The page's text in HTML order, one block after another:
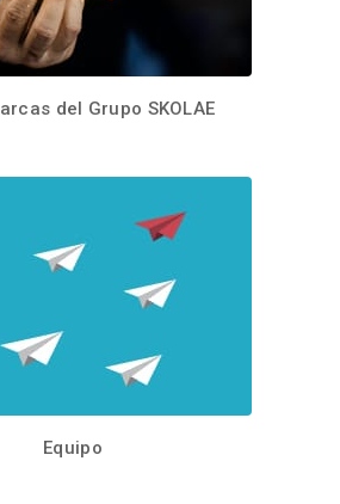
del Grupo SKOLAE
Equipo